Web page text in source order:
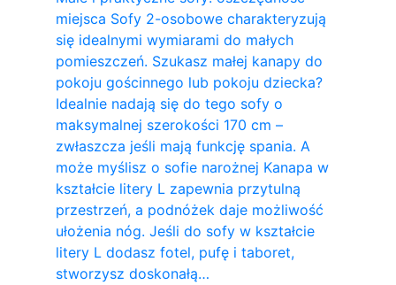
miejsca Sofy 2-osobowe charakteryzują
się idealnymi wymiarami do małych
pomieszczeń. Szukasz małej kanapy do
pokoju gościnnego lub pokoju dziecka?
Idealnie nadają się do tego sofy o
maksymalnej szerokości 170 cm –
zwłaszcza jeśli mają funkcję spania. A
może myślisz o sofie narożnej Kanapa w
kształcie litery L zapewnia przytulną
przestrzeń, a podnóżek daje możliwość
ułożenia nóg. Jeśli do sofy w kształcie
litery L dodasz fotel, pufę i taboret,
stworzysz doskonałą…